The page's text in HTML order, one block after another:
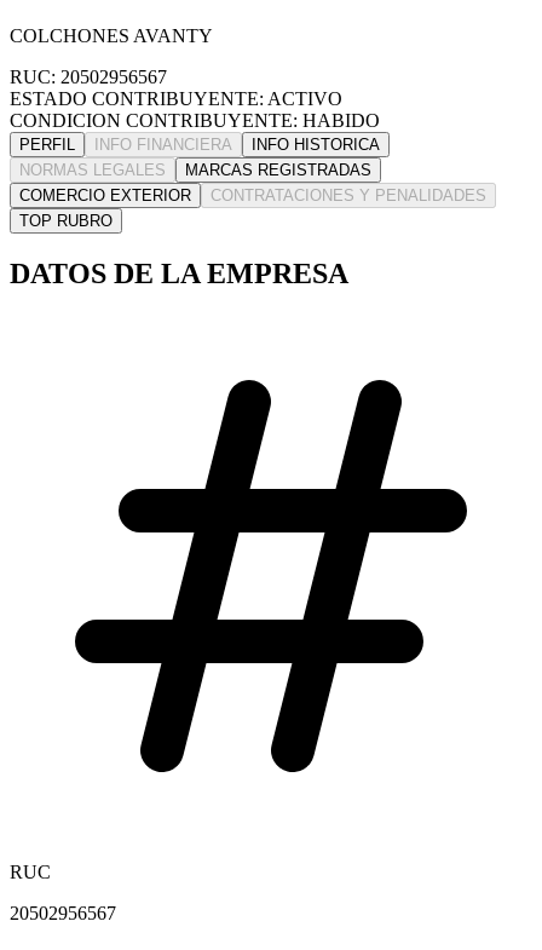
COLCHONES AVANTY
RUC: 20502956567
ESTADO CONTRIBUYENTE: ACTIVO
CONDICION CONTRIBUYENTE: HABIDO
PERFIL INFO FINANCIERA
INFO HISTORICA
NORMAS LEGALES
MARCAS REGISTRADAS
COMERCIO EXTERIOR
CONTRATACIONES Y PENALIDADES
TOP RUBRO
DATOS DE LA EMPRESA
RUC
20502956567